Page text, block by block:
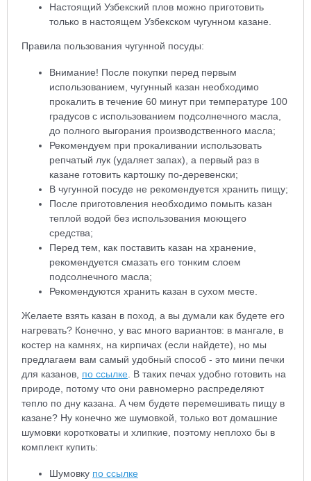
Настоящий Узбекский плов можно приготовить
только в настоящем Узбекском чугунном казане.
Правила пользования чугунной посуды:
Внимание! После покупки перед первым
использованием, чугунный казан необходимо
прокалить в течение 60 минут при температуре 100
градусов с использованием подсолнечного масла,
до полного выгорания производственного масла;
Рекомендуем при прокаливании использовать
репчатый лук (удаляет запах), а первый раз в
казане готовить картошку по-деревенски;
В чугунной посуде не рекомендуется хранить пищу;
После приготовления необходимо помыть казан
теплой водой без использования моющего
средства;
Перед тем, как поставить казан на хранение,
рекомендуется смазать его тонким слоем
подсолнечного масла;
Рекомендуются хранить казан в сухом месте.
Желаете взять казан в поход, а вы думали как будете его
нагревать? Конечно, у вас много вариантов: в мангале, в
костер на камнях, на кирпичах (если найдете), но мы
предлагаем вам самый удобный способ - это мини печки
для казанов, по ссылке. В таких печах удобно готовить на
природе, потому что они равномерно распределяют
тепло по дну казана. А чем будете перемешивать пищу в
казане? Ну конечно же шумовкой, только вот домашние
шумовки коротковаты и хлипкие, поэтому неплохо бы в
комплект купить:
Шумовку по ссылке